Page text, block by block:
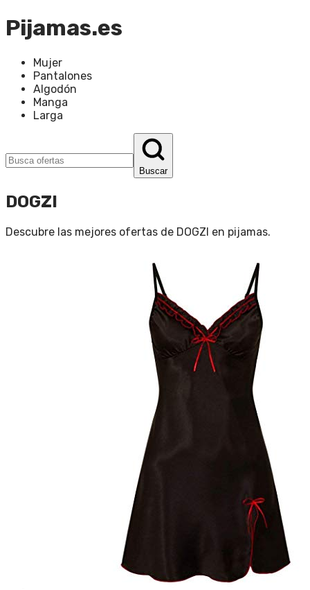
Pijamas.es
Mujer
Pantalones
Algodón
Manga
Larga
Buscar
DOGZI
Descubre las mejores ofertas de DOGZI en pijamas.